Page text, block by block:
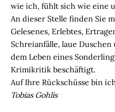
wie ich, fühlt sich wie eine
An dieser Stelle finden Sie
Gelesenes, Erlebtes,
Schreianfälle, laue
dem Leben eines
Krimikritik beschäftigt.
Auf Ihre Rückschüsse bin
Tobias Gohlis